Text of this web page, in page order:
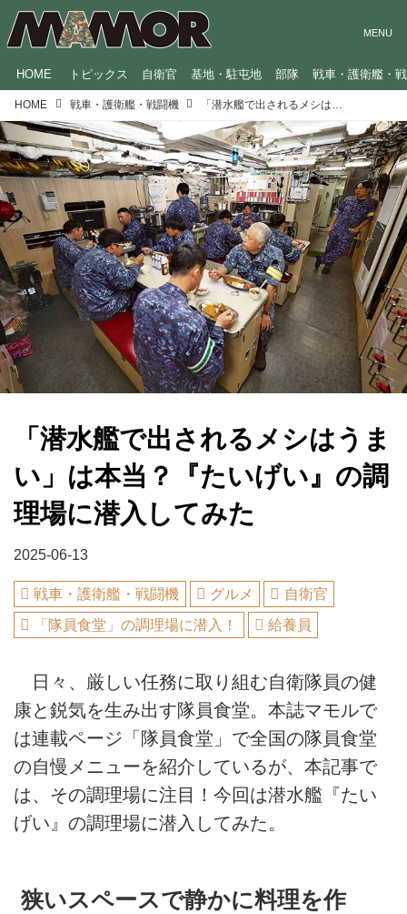
HOME トピックス 自衛官 基地・駐屯地 部隊 戦車・護衛艦・
HOME 戦車・護衛艦・戦闘機
「潜水艦で出されるメシはうま
い」は本当？『たいげい』の調
理場に潜入してみた
2025-06-13
戦車・護衛艦・戦闘機 グルメ
自衛官
「隊員食堂」の調理場に潜入！
給養員
日々、厳しい任務に取り組む自衛隊員の健
康と鋭気を生み出す隊員食堂。本誌マモルで
は連載ページ「隊員食堂」で全国の隊員食堂
の自慢メニューを紹介しているが、本記事で
は、その調理場に注目！今回は潜水艦『たい
げい』の調理場に潜入してみた。
狭いスペースで静かに料理を作